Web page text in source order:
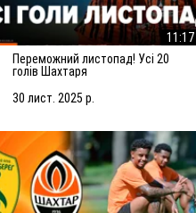
11:17
Переможний листопад! Усі 20
голів Шахтаря
30 лист. 2025 р.